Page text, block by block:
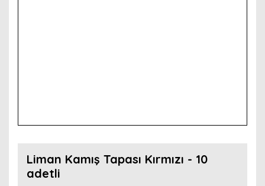
Liman Kamış Tapası Kırmızı - 10
adetli